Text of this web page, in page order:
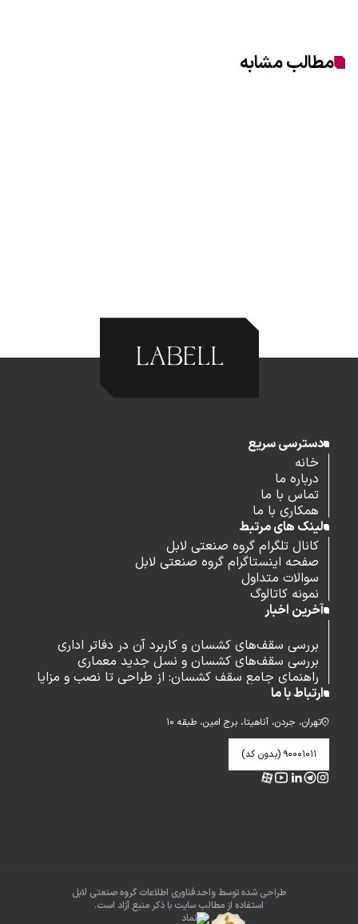
مطالب مشابه
دسترسی سریع
خانه
درباره ما
تماس با ما
همکاری با ما
لینک های مرتبط
کانال تلگرام گروه صنعتی لابل
صفحه اینستاگرام گروه صنعتی لابل
سوالات متداول
نمونه کاتالوگ
آخرین اخبار
بررسی سقف‌های کشسان و کاربرد آن در دفاتر اداری
بررسی سقف‌های کشسان و نسل جدید معماری
راهنمای جامع سقف کشسان: از طراحی تا نصب و مزایا
ارتباط با ما
تهران، جردن، آناهیتا، برج امین، طبقه ۱۰
۹۰۰۰۱۰۱۱ (بدون کد)
طراحی شده توسط واحدفناوری اطلاعات گروه صنعتی لابل
استفاده از مطالب سایت با ذکر منبع آزاد است.